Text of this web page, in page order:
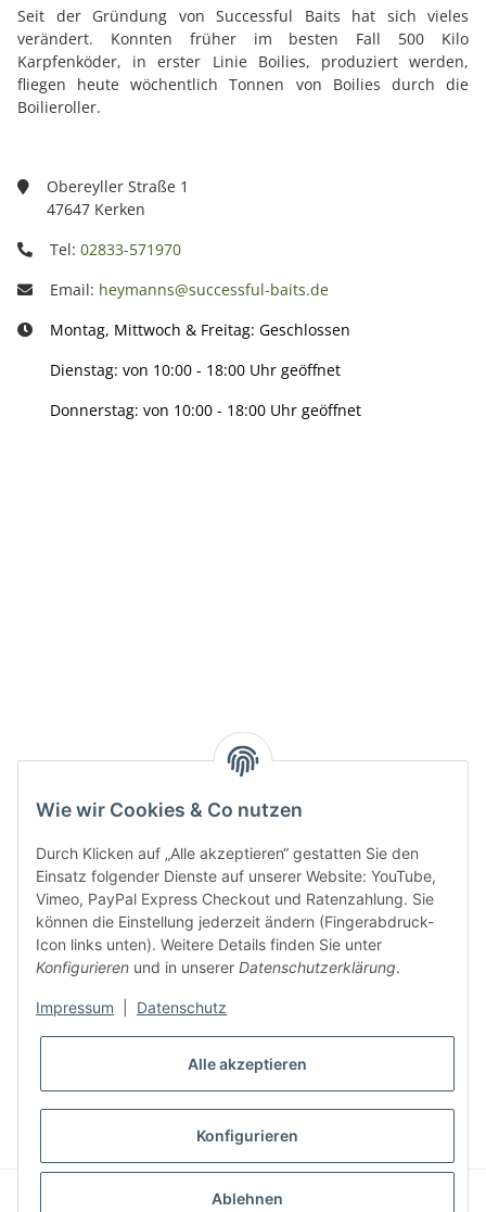
Wie wir Cookies & Co nutzen
Durch Klicken auf „Alle akzeptieren“ gestatten Sie den
Einsatz folgender Dienste auf unserer Website: YouTube,
Vimeo, PayPal Express Checkout und Ratenzahlung. Sie
können die Einstellung jederzeit ändern (Fingerabdruck-
Icon links unten). Weitere Details finden Sie unter
Konfigurieren und in unserer Datenschutzerklärung.
Impressum Datenschutz
Alle akzeptieren
Konfigurieren
Ablehnen
Seit der Gründung von Successful Baits hat sich vieles
verändert. Konnten früher im besten Fall 500 Kilo
Karpfenköder, in erster Linie Boilies, produziert werden,
fliegen heute wöchentlich Tonnen von Boilies durch die
Boilieroller.
Obereyller Straße 1
47647 Kerken
Tel: 02833-571970
Email: heymanns@successful-baits.de
Montag, Mittwoch & Freitag: Geschlossen
Dienstag: von 10:00 - 18:00 Uhr geöffnet
Donnerstag: von 10:00 - 18:00 Uhr geöffnet
Gesetzliche Informationen
* Alle Preise inkl. gesetzlicher USt., zzgl.
VERTRAG WIDERRUFEN
CLEARIX JTL-Shop Template